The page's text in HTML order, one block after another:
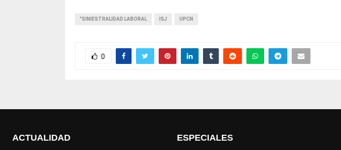
"SINIESTRALIDAD LABORAL ISJ UPCN
0
ACTUALIDAD ESPECIALES